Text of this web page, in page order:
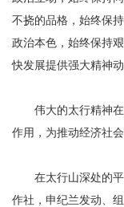
不挠的品格，始终保
政治本色，始终保持
快发展提供强大精神动
伟大的太行精神在
作用，为推动经济社
在太行山深处的平
作社，申纪兰发动、